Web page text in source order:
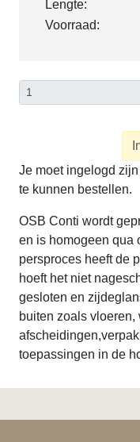
Lengte:
Voorraad:
Je moet ingelogd
te kunnen bestellen.
OSB Conti wordt
en is homogeen qua
persproces heeft de
hoeft het niet
gesloten en
buiten zoals vloeren,
toepassingen in de